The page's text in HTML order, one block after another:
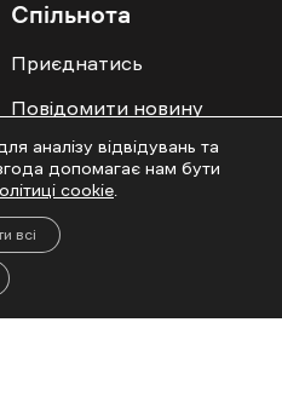
Спільнота
Приєднатись
Повідомити новину
Правила публікації
Колонок
Використання матеріалів сайту
аналізу відвідувань та
допомагає нам бути
cookie
всі